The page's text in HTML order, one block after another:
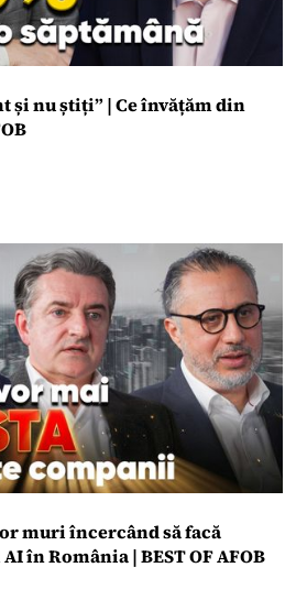
și nu știți” | Ce învățăm din
muri încercând să facă
în România | BEST OF AFOB